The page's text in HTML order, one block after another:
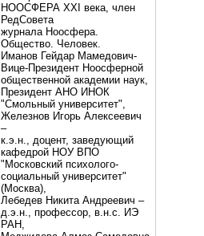
НООСФЕРА XXI века, член
РедСовета
журнала Ноосфера.
Общество. Человек.
Иманов Гейдар Мамедович-
Вице-Президент Ноосферной
общественной академии наук,
Президент АНО ИНОК
"Смольный университет",
Железнов Игорь Алексеевич
–
к.э.н., доцент, заведующий
кафедрой НОУ ВПО
"Московский психолого-
социальный университет"
(Москва),
Лебедев Никита Андреевич –
д.э.н., профессор, в.н.с. ИЭ
РАН,